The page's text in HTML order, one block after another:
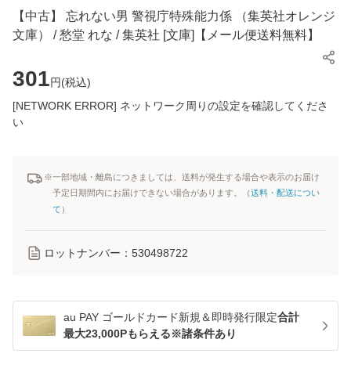
【中古】 忘れない男 警視庁特殊能力係 （集英社オレンジ
文庫） / 愁堂 れな / 集英社 [文庫]【メール便送料無料】
301円(税込)
[NETWORK ERROR] ネットワーク周りの設定を確認してくださ
い
※一部地域・離島につきましては、送料が発生する場合や表示のお届け
予定日期間内にお届けできない場合があります。（送料・配送につい
て ）
ロットナンバー： 530498722
au PAY ゴールドカード新規＆即時発行限定合計
最大23,000Pもらえる※諸条件あり